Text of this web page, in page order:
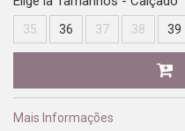
35 36 37 38 39
Mais Informações